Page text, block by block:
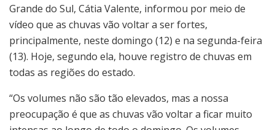
Grande do Sul, Cátia Valente, informou por meio de
vídeo que as chuvas vão voltar a ser fortes,
principalmente, neste domingo (12) e na segunda-feira
(13). Hoje, segundo ela, houve registro de chuvas em
todas as regiões do estado.
“Os volumes não são tão elevados, mas a nossa
preocupação é que as chuvas vão voltar a ficar muito